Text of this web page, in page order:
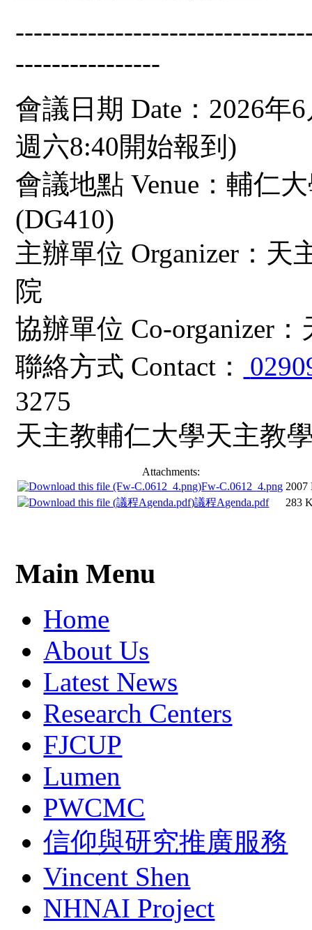
----------------
會議日期 Date：2026年
週六8:40開始報到)
會議地點 Venue：輔仁
(DG410)
主辦單位 Organizer：
院
協辦單位 Co-organizer
聯絡方式 Contact：
3275
天主教輔仁大學天主教
Attachments:
Fw-C.0612_4.png 2007
議程Agenda.pdf
283
Main Menu
Home
About Us
Latest News
Research Centers
FJCUP
Lumen
PWCMC
信仰與研究推廣服務
Vincent Shen
NHNAI Project